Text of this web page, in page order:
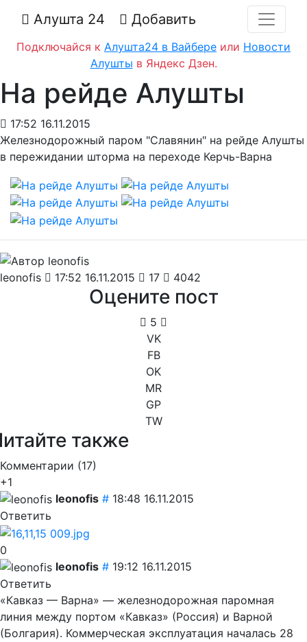
Алушта 24 Добавить
Подключайся к Алушта24 в Вайбере или Новости
Алушты в Яндекс Дзен.
На рейде Алушты
17:52 16.11.2015
Железнодорожный паром "Славянин" на рейде Алушты
в пережидании шторма на переходе Керчь-Варна
leonofis 17:52 16.11.2015 17 4042
Оцените пост
5
VK
FB
OK
MR
GP
TW
также
Комментарии (17)
+1
leonofis # 18:48 16.11.2015
Ответить
0
leonofis # 19:12 16.11.2015
Ответить
«Кавказ — Варна» — железнодорожная паромная
линия между портом «Кавказ» (Россия) и Варной
(Болгария). Коммерческая эксплуатация началась 28